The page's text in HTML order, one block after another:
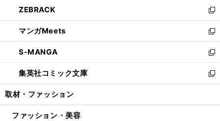
く
で
開
く
ド
ウ
で
開
く
ィ
ン
ド
ウ
で
開
く
い
ウ
ィ
ン
ド
ウ
で
開
ZEBRACK
新
し
い
ウ
ィ
ン
ド
ウ
開
マンガMeets
新
し
い
ウ
ィ
ン
ウ
S-MANGA
新
し
い
ウ
ン
集英社コミック文庫
新
し
ウ
取材・ファッション
ファッション・美容